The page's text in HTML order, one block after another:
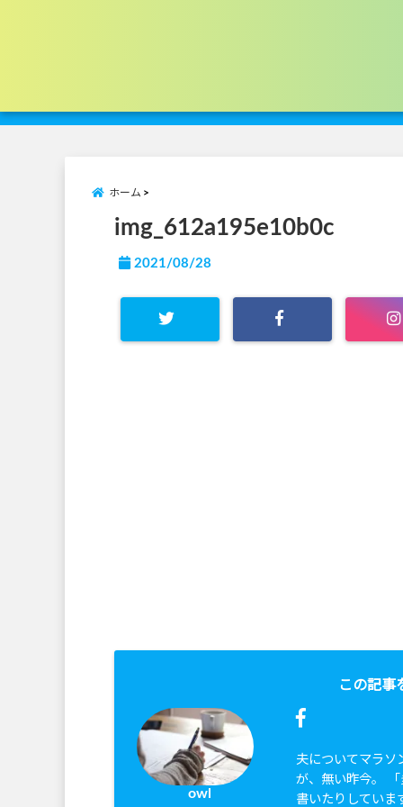
ホーム
img_612a195e10b0c
2021/08/28
この記事
owl
夫についてマラソ
が、無い昨今。
書いたりしていま